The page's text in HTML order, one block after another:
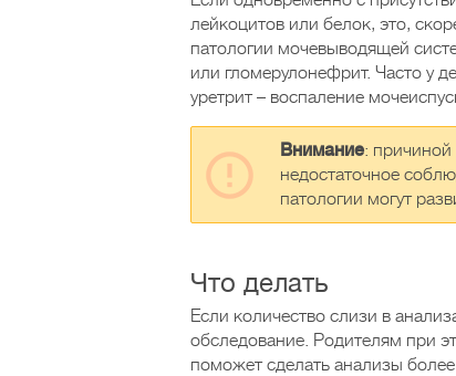
лейкоцитов или белок, это,
патологии мочевыводящей
или гломерулонефрит. Часто у
уретрит – воспаление
Внимание:
недостаточное
патологии могут
Что делать
Если количество слизи в
обследование. Родителям при
поможет сделать анализы